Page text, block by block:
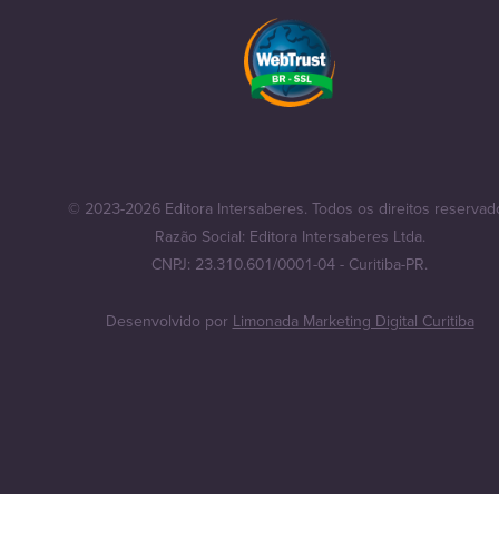
© 2023-2026 Editora Intersaberes. Todos os direitos
Razão Social: Editora Intersaberes Ltda.
CNPJ: 23.310.601/0001-04 - Curitiba-PR.
Desenvolvido porLimonada Marketing Digital Curitiba